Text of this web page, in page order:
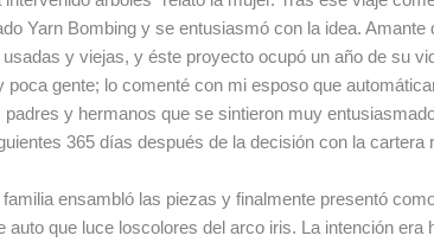
Yarn Bombing y se entusiasmó con la idea.
y viejas, y éste proyecto ocupó un año de su
poca gente; lo comenté con mi esposo que
y hermanos que se sintieron muy
365 días después de la decisión con la cartera
ensambló las piezas y finalmente presentó
auto que luce loscolores del arco iris. La intención era